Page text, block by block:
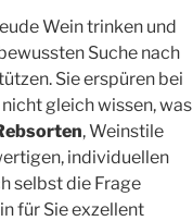
Wein trinken und
Suche nach
Sie erspüren bei
nicht gleich wissen, was
, Weinstile
individuellen
selbst die Frage
für Sie exzellent